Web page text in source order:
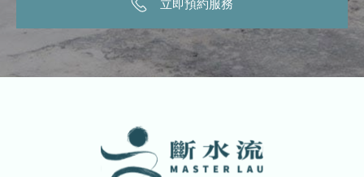
立即預約服務